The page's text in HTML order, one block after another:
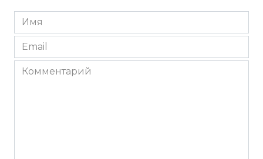
Имя
*
Email
*
Комментарий